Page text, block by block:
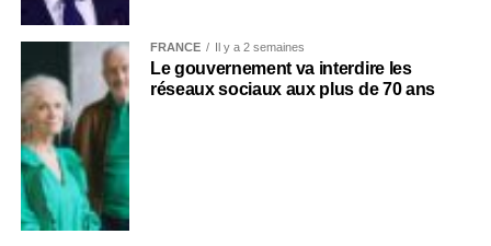
FRANCE Il y a 2 semaines
Le gouvernement va interdire les
réseaux sociaux aux plus de 70 ans